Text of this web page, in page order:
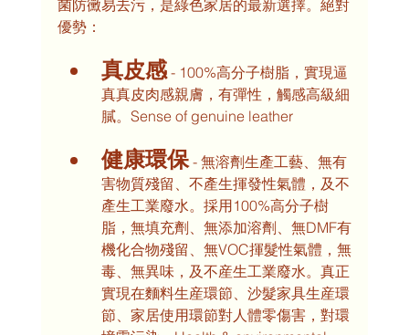
菌防黴易去污，是綠色家居的最新選擇。絕對
優勢：
真皮感 - 100%高分子樹脂，實現逼
真真皮肉感親膚，有彈性，觸感高級細
膩。Sense of genuine leather
健康環保 - 無溶劑生產工藝、無有
害物質殘留、不產生揮發性氣體，及不
產生工業廢水。採用100%高分子樹
脂，無填充劑、無添加溶劑、無DMF有
機化合物殘留、無VOC揮髮性氣體，無
毒、無異味，及不産生工業廢水。真正
實現在麵料生産環節、沙髮家具生産環
節、家居使用環節對人體零傷害，對環